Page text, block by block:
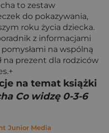
to zestaw
do pokazywania,
roku życia dziecka.
z informacjami
na wspólną
na prezent dla rodziców
na temat książki
Co widzę 0-3-6
Junior Media